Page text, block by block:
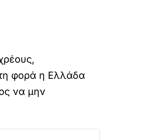
φορά η Ελλάδα
να μην